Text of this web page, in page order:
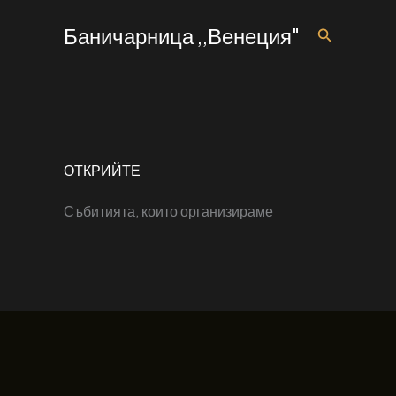
Баничарница ,,Венеция" Search
ОТКРИЙТЕ
Събитията, които организираме